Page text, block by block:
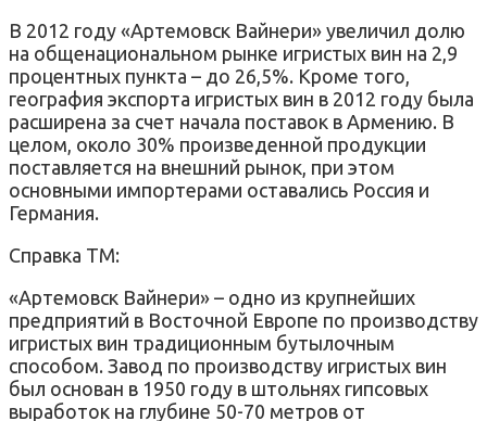
В 2012 году «Артемовск Вайнери» увеличил долю
на общенациональном рынке игристых вин на 2,9
процентных пункта – до 26,5%. Кроме того,
география экспорта игристых вин в 2012 году была
расширена за счет начала поставок в Армению. В
целом, около 30% произведенной продукции
поставляется на внешний рынок, при этом
основными импортерами оставались Россия и
Германия.
Справка ТМ:
«Артемовск Вайнери» – одно из крупнейших
предприятий в Восточной Европе по производству
игристых вин традиционным бутылочным
способом. Завод по производству игристых вин
был основан в 1950 году в штольнях гипсовых
выработок на глубине 50-70 метров от